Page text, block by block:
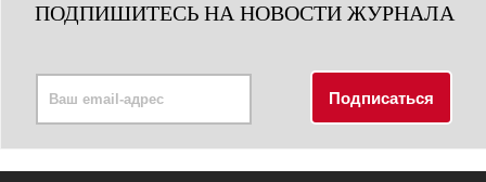
ПОДПИШИТЕСЬ НА НОВОСТИ ЖУРНАЛА